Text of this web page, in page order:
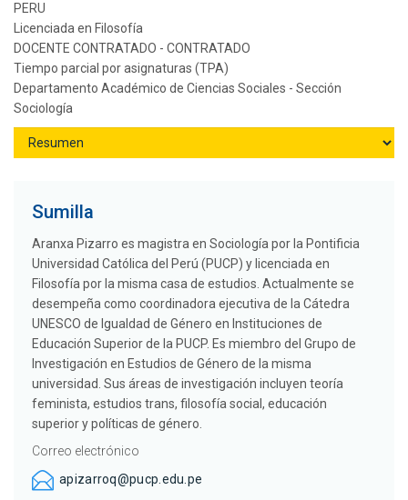
PERU
Licenciada en Filosofía
DOCENTE CONTRATADO - CONTRATADO
Tiempo parcial por asignaturas (TPA)
Departamento Académico de Ciencias Sociales - Sección
Sociología
Sumilla
Aranxa Pizarro es magistra en Sociología por la Pontificia
Universidad Católica del Perú (PUCP) y licenciada en
Filosofía por la misma casa de estudios. Actualmente se
desempeña como coordinadora ejecutiva de la Cátedra
UNESCO de Igualdad de Género en Instituciones de
Educación Superior de la PUCP. Es miembro del Grupo de
Investigación en Estudios de Género de la misma
universidad. Sus áreas de investigación incluyen teoría
feminista, estudios trans, filosofía social, educación
superior y políticas de género.
Correo electrónico
apizarroq@pucp.edu.pe